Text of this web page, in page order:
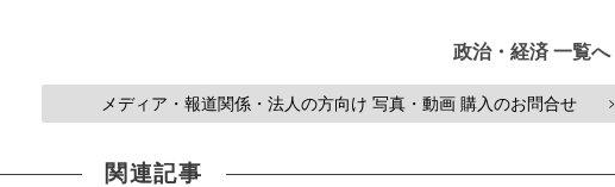
政治・経済 一覧へ
メディア・報道関係・法人の方向け 写真・動画 購入のお問合せ >
関連記事